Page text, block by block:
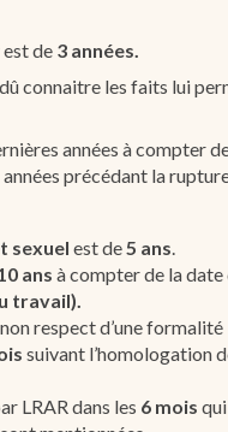
de 3 années.
connaitre les faits lui
années à compter
précédant la
sexuel est de 5 ans
ans à compter de la date
travail).
respect d’une formalité
suivant l’homologation
LRAR dans les 6 mois